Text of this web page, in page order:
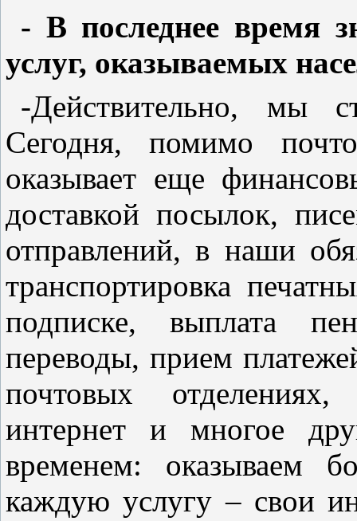
- В последнее время
услуг, оказываемых
-Действительно, мы
Сегодня, помимо
оказывает еще
доставкой посылок,
отправлений, в наши
транспортировка
подписке, выплата
переводы, прием
почтовых
интернет и многое
временем: оказываем
каждую услугу – свои